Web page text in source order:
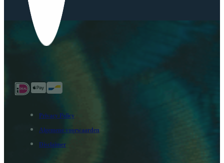
Privacy Policy
Algemene voorwaarden
Disclaimer